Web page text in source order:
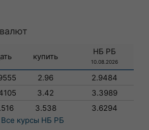
купить
НБ РБ
10.08.2026
2.96
2.9484
3.42
3.3989
3.538
3.6294
Все курсы НБ РБ